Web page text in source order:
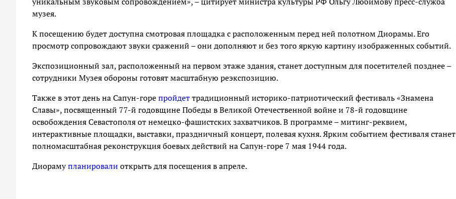
музея.
К посещению будет доступна смотровая площадка с расположенным перед ней полотном Диорамы. Его
просмотр сопровождают звуки сражений – они дополняют и без того яркую картину изображенных событий.
Экспозиционный зал, расположенный на первом этаже здания, станет доступным для посетителей позднее –
сотрудники Музея обороны готовят масштабную реэкспозицию.
Также в этот день на Сапун-горепройдеттрадиционный историко-патриотический фестиваль «Знамена
Славы», посвященный 77-й годовщине Победы в Великой Отечественной войне и 78-й годовщине
освобождения Севастополя от немецко-фашистских захватчиков. В программе – митинг-реквием,
интерактивные площадки, выставки, праздничный концерт, полевая кухня. Ярким событием фестиваля станет
полномасштабная реконструкция боевых действий на Сапун-горе 7 мая 1944 года.
Диорамупланировали открыть для посещения в апреле.